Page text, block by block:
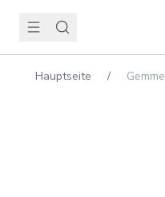
Hauptseite / Gemme